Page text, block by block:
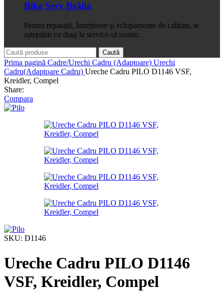
Bike Serv Brăila
Pentru reparații, întreținere și echipamente de calitate, te
așteptăm cu drag la service-ul nostru.
Caută
Prima pagină Cadre/Urechi Cadru (Adaptoare) Urechi
Cadru(Adaptoare Cadru) Ureche Cadru PILO D1146 VSF,
Kreidler, Compel
Share:
Compara
SKU: D1146
Ureche Cadru PILO D1146
VSF, Kreidler, Compel